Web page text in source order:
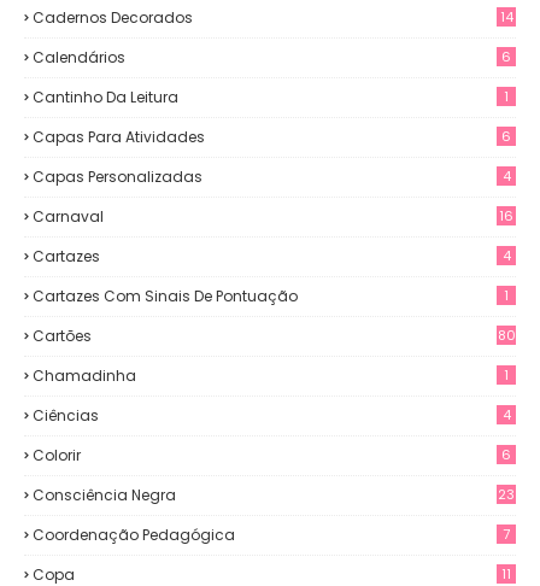
Cadernos Decorados 14
Calendários 6
Cantinho Da Leitura 1
Capas Para Atividades 6
Capas Personalizadas 4
Carnaval 16
Cartazes 4
Cartazes Com Sinais De Pontuação 1
Cartões 80
Chamadinha 1
Ciências 4
Colorir 6
Consciência Negra 23
Coordenação Pedagógica 7
Copa 11